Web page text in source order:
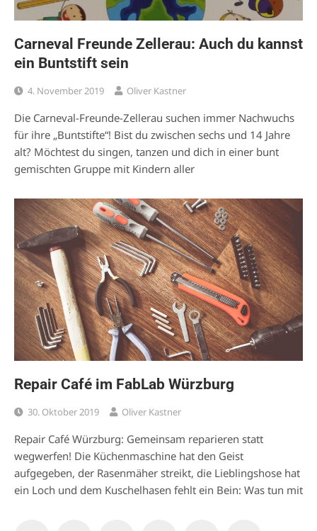
Carneval Freunde Zellerau: Auch du kannst
ein Buntstift sein
4. November 2019 Oliver Kastner
Die Carneval-Freunde-Zellerau suchen immer Nachwuchs
für ihre „Buntstifte“! Bist du zwischen sechs und 14 Jahre
alt? Möchtest du singen, tanzen und dich in einer bunt
gemischten Gruppe mit Kindern aller
Repair Café im FabLab Würzburg
30. Oktober 2019 Oliver Kastner
Repair Café Würzburg: Gemeinsam reparieren statt
wegwerfen! Die Küchenmaschine hat den Geist
aufgegeben, der Rasenmäher streikt, die Lieblingshose hat
ein Loch und dem Kuschelhasen fehlt ein Bein: Was tun mit